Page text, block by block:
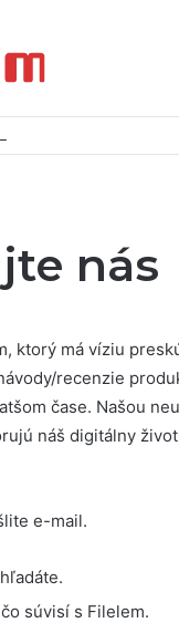
tipy na uvoľnenie viac
nás
ktorý má víziu
recenzie
čase. Našou
náš digitálny
e-mail.
súvisí s Filelem.